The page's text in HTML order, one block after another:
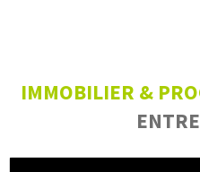
IMMOBILIER &